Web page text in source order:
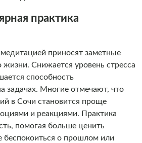
практика
приносят заметные
жизни. Снижается уровень стресса
способность
задачах. Многие отмечают, что
в Сочи становится проще
и реакциями. Практика
помогая больше ценить
беспокоиться о прошлом или